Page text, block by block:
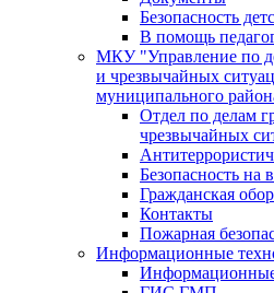
Безопасность
В помощь
МКУ "Управление по
и чрезвычайных
муниципального
Отдел по делам
чрезвычайных
Безопасность на
Гражданская
Контакты
Пожарная
Информационные